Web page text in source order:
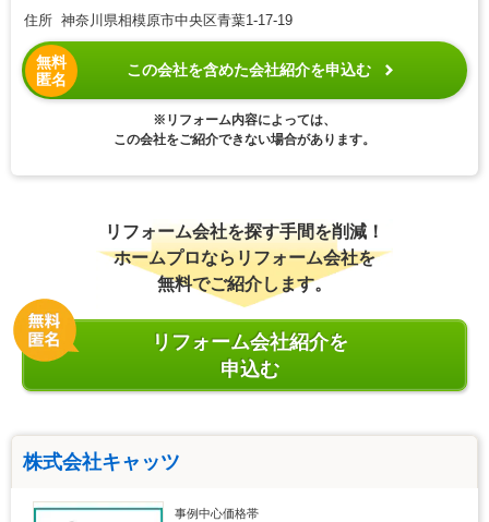
住所 神奈川県相模原市中央区青葉1-17-19
無料
匿名
この会社を含めた会社紹介を申込む
※リフォーム内容によっては、
この会社をご紹介できない場合があります。
リフォーム会社を探す手間を削減！
ホームプロならリフォーム会社を
無料でご紹介します。
リフォーム会社紹介を
申込む
株式会社キャッツ
事例中心価格帯